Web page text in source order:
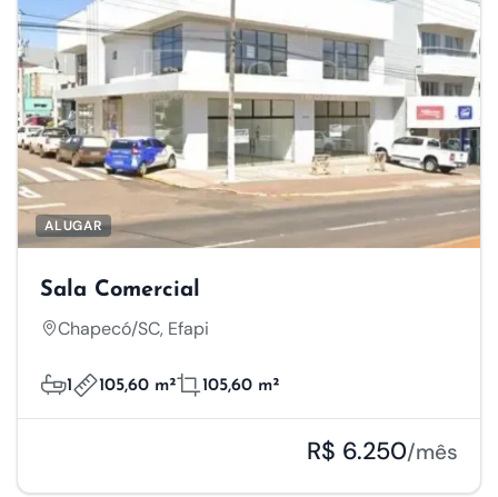
ALUGAR
Sala Comercial
Chapecó/SC, Efapi
1 105,60 m² 105,60 m²
R$ 6.250/mês